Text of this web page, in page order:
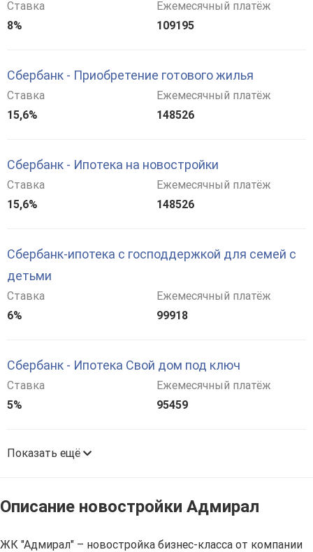
Ставка
8%
Ежемесячный платёж
109195
Сбербанк - Приобретение готового жилья
Ставка
15,6%
Ежемесячный платёж
148526
Сбербанк - Ипотека на новостройки
Ставка
15,6%
Ежемесячный платёж
148526
Сбербанк-ипотека с господдержкой для семей с
детьми
Ставка
6%
Ежемесячный платёж
99918
Сбербанк - Ипотека Свой дом под ключ
Ставка
5%
Ежемесячный платёж
95459
Показать ещё
Описание новостройки Адмирал
ЖК "Адмирал" – новостройка бизнес-класса от компании